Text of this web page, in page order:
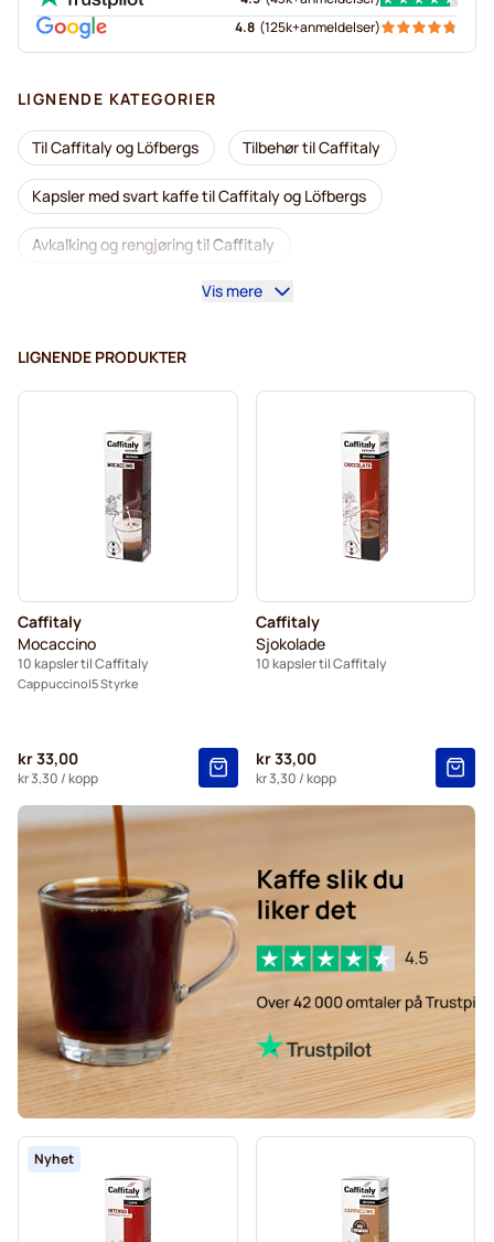
4.8 (125k+anmeldelser)
LIGNENDE KATEGORIER
Til Caffitaly og Löfbergs Tilbehør til Caffitaly
Kapsler med svart kaffe til Caffitaly og Löfbergs
Avkalking og rengjøring til Caffitaly
Gimoka kapsler for CaffitalyVis mere
LIGNENDE PRODUKTER
Caffitaly
Mocaccino
10 kapsler til Caffitaly
Cappuccino 5 Styrke
kr 33,00
kr 3,30 / kopp
Caffitaly
Sjokolade
10 kapsler til Caffitaly
kr 33,00
kr 3,30 / kopp
Nyhet